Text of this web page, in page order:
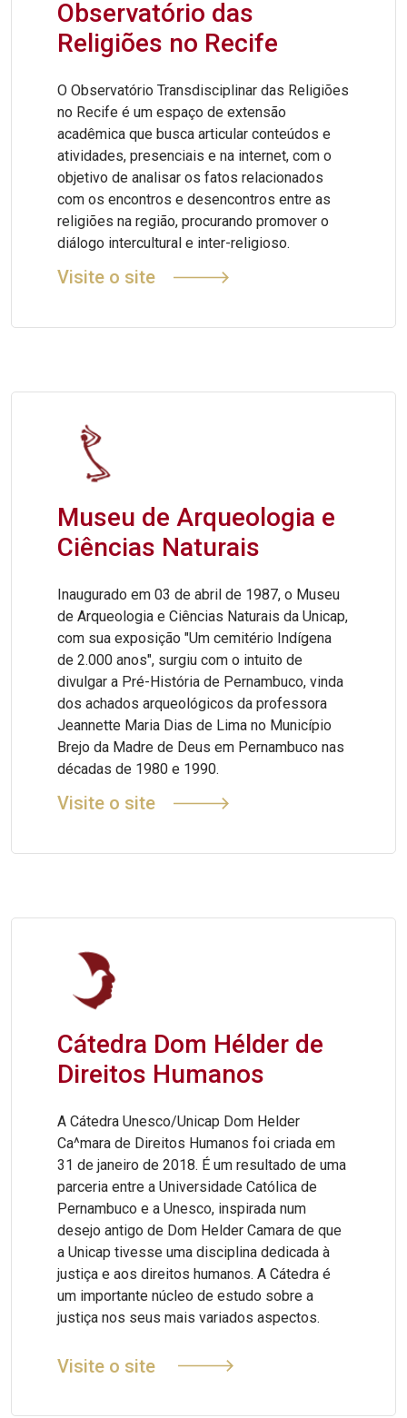
Observatório das
Religiões no Recife
O Observatório Transdisciplinar das Religiões
no Recife é um espaço de extensão
acadêmica que busca articular conteúdos e
atividades, presenciais e na internet, com o
objetivo de analisar os fatos relacionados
com os encontros e desencontros entre as
religiões na região, procurando promover o
diálogo intercultural e inter-religioso.
Visite o site
Museu de Arqueologia e
Ciências Naturais
Inaugurado em 03 de abril de 1987, o Museu
de Arqueologia e Ciências Naturais da Unicap,
com sua exposição "Um cemitério Indígena
de 2.000 anos", surgiu com o intuito de
divulgar a Pré-História de Pernambuco, vinda
dos achados arqueológicos da professora
Jeannette Maria Dias de Lima no Município
Brejo da Madre de Deus em Pernambuco nas
décadas de 1980 e 1990.
Visite o site
Cátedra Dom Hélder de
Direitos Humanos
A Cátedra Unesco/Unicap Dom Helder
Ca^mara de Direitos Humanos foi criada em
31 de janeiro de 2018. É um resultado de uma
parceria entre a Universidade Católica de
Pernambuco e a Unesco, inspirada num
desejo antigo de Dom Helder Camara de que
a Unicap tivesse uma disciplina dedicada à
justiça e aos direitos humanos. A Cátedra é
um importante núcleo de estudo sobre a
justiça nos seus mais variados aspectos.
Visite o site